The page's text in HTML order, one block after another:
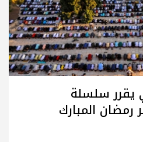
يقرر سلسلة
المبارك